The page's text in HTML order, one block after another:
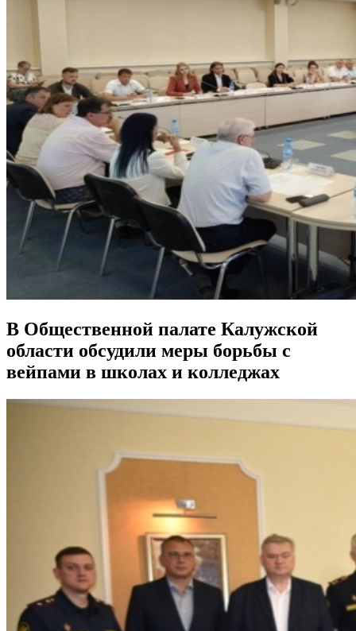
В Общественной палате Калужской
области обсудили меры борьбы с
вейпами в школах и колледжах